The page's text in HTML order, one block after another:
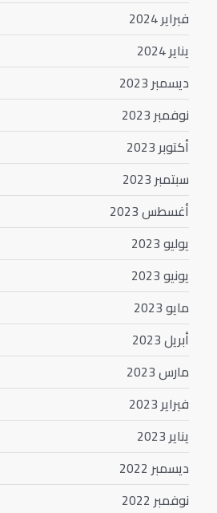
فبراير 2024
يناير 2024
ديسمبر 2023
نوفمبر 2023
أكتوبر 2023
سبتمبر 2023
أغسطس 2023
يوليو 2023
يونيو 2023
مايو 2023
أبريل 2023
مارس 2023
فبراير 2023
يناير 2023
ديسمبر 2022
نوفمبر 2022